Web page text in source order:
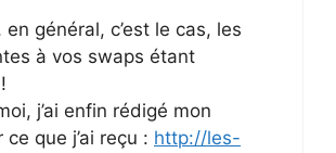
général, c’est le cas, les
à vos swaps étant
j’ai enfin rédigé mon
que j’ai reçu : http://les-